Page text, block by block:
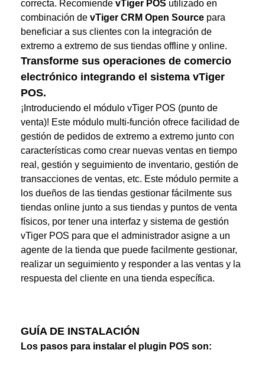
correcta. Recomiende vTiger POS utilizado en
combinación de vTiger CRM Open Source para
beneficiar a sus clientes con la integración de
extremo a extremo de sus tiendas offline y online.
Transforme sus operaciones de comercio
electrónico integrando el sistema vTiger
POS.
¡Introduciendo el módulo vTiger POS (punto de
venta)! Este módulo multi-función ofrece facilidad de
gestión de pedidos de extremo a extremo junto con
características como crear nuevas ventas en tiempo
real, gestión y seguimiento de inventario, gestión de
transacciones de ventas, etc. Este módulo permite a
los dueños de las tiendas gestionar fácilmente sus
tiendas online junto a sus tiendas y puntos de venta
físicos, por tener una interfaz y sistema de gestión
vTiger POS para que el administrador asigne a un
agente de la tienda que puede facilmente gestionar,
realizar un seguimiento y responder a las ventas y la
respuesta del cliente en una tienda específica.
GUÍA DE INSTALACIÓN
Los pasos para instalar el plugin POS son: